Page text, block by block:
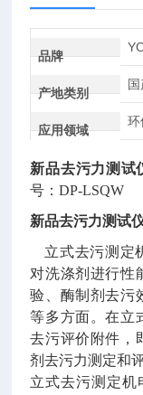
品牌
产地类别
应用领域
环
新品去污力测试
号：DP-LSQW
新品去污力测试
立式去污测定
对洗涤剂进行性
验、酶制剂去污
等多方面。在立
去污评价附件，
剂去污力测定和评
立式去污测定机